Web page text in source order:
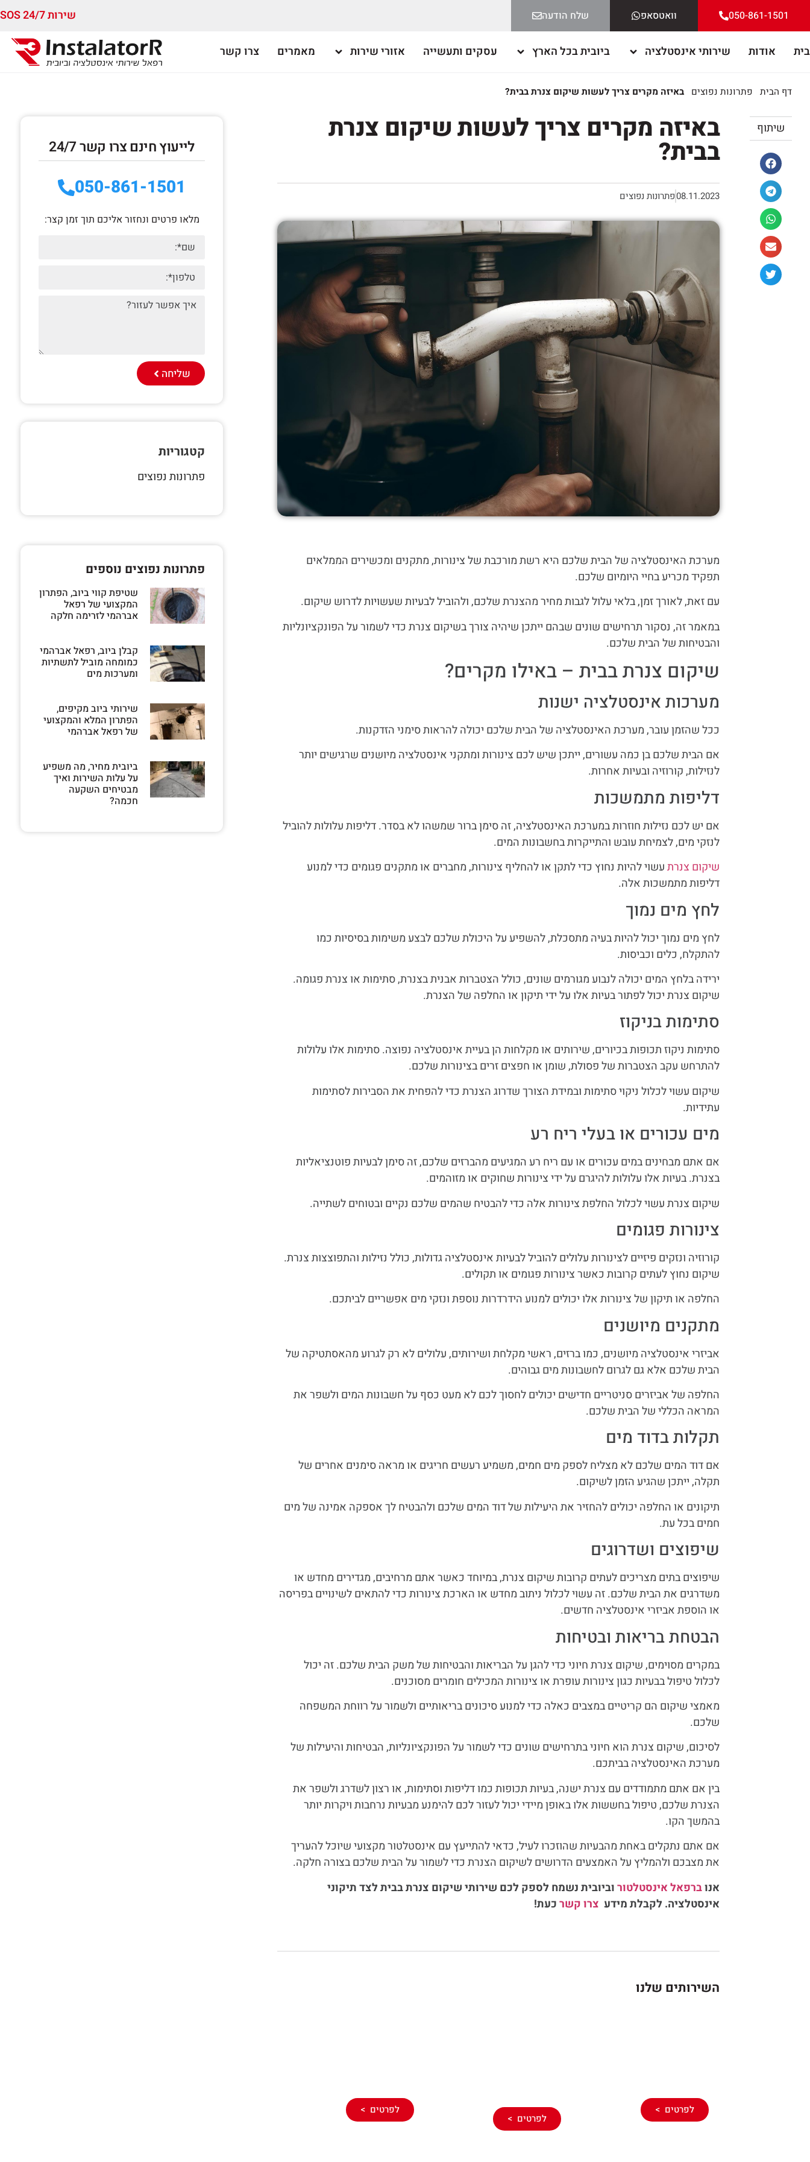
050-861-1501 וואטסאפ שלח הודעה שירות 24/7 SOS
בית אודות שירותי אינסטלציה ביובית בכל הארץ עסקים ותעשייה אזורי שירות מאמרים צרו קשר
דף הבית פתרונות נפוצים באיזה מקרים צריך לעשות שיקום צנרת בבית?
שיתוף באיזה מקרים צריך לעשות שיקום צנרת
בבית?
08.11.2023פתרונות נפוצים
מערכת האינסטלציה של הבית שלכם היא רשת מורכבת של צינורות, מתקנים ומכשירים הממלאים
תפקיד מכריע בחיי היומיום שלכם.
עם זאת, לאורך זמן, בלאי עלול לגבות מחיר מהצנרת שלכם, ולהוביל לבעיות שעשויות לדרוש שיקום.
במאמר זה, נסקור תרחישים שונים שבהם ייתכן שיהיה צורך בשיקום צנרת כדי לשמור על הפונקציונליות
והבטיחות של הבית שלכם.
שיקום צנרת בבית – באילו מקרים?
מערכות אינסטלציה ישנות
ככל שהזמן עובר, מערכת האינסטלציה של הבית שלכם יכולה להראות סימני הזדקנות.
אם הבית שלכם בן כמה עשורים, ייתכן שיש לכם צינורות ומתקני אינסטלציה מיושנים שרגישים יותר
לנזילות, קורוזיה ובעיות אחרות.
דליפות מתמשכות
אם יש לכם נזילות חוזרות במערכת האינסטלציה, זה סימן ברור שמשהו לא בסדר. דליפות עלולות להוביל
לנזקי מים, לצמיחת עובש והתייקרות בחשבונות המים.
שיקום צנרתעשוי להיות נחוץ כדי לתקן או להחליף צינורות, מחברים או מתקנים פגומים כדי למנוע
דליפות מתמשכות אלה.
לחץ מים נמוך
לחץ מים נמוך יכול להיות בעיה מתסכלת, להשפיע על היכולת שלכם לבצע משימות בסיסיות כמו
להתקלח, כלים וכביסות.
ירידה בלחץ המים יכולה לנבוע מגורמים שונים, כולל הצטברות אבנית בצנרת, סתימות או צנרת פגומה.
שיקום צנרת יכול לפתור בעיות אלו על ידי תיקון או החלפה של הצנרת.
סתימות בניקוז
סתימות ניקוז תכופות בכיורים, שירותים או מקלחות הן בעיית אינסטלציה נפוצה. סתימות אלו עלולות
להתרחש עקב הצטברות של פסולת, שומן או חפצים זרים בצינורות שלכם.
שיקום עשוי לכלול ניקוי סתימות ובמידת הצורך שדרוג הצנרת כדי להפחית את הסבירות לסתימות
עתידיות.
מים עכורים או בעלי ריח רע
אם אתם מבחינים במים עכורים או עם ריח רע המגיעים מהברזים שלכם, זה סימן לבעיות פוטנציאליות
בצנרת. בעיות אלו עלולות להיגרם על ידי צינורות שחוקים או מזוהמים.
שיקום צנרת עשוי לכלול החלפת צינורות אלה כדי להבטיח שהמים שלכם נקיים ובטוחים לשתייה.
צינורות פגומים
קורוזיה ונזקים פיזיים לצינורות עלולים להוביל לבעיות אינסטלציה גדולות, כולל נזילות והתפוצצות צנרת.
שיקום נחוץ לעתים קרובות כאשר צינורות פגומים או תקולים.
החלפה או תיקון של צינורות אלו יכולים למנוע הידרדרות נוספת ונזקי מים אפשריים לביתכם.
מתקנים מיושנים
אביזרי אינסטלציה מיושנים, כמו ברזים, ראשי מקלחת ושירותים, עלולים לא רק לגרוע מהאסתטיקה של
הבית שלכם אלא גם לגרום לחשבונות מים גבוהים.
החלפה של אביזרים סניטריים חדישים יכולים לחסוך לכם לא מעט כסף על חשבונות המים ולשפר את
המראה הכללי של הבית שלכם.
תקלות בדוד מים
אם דוד המים שלכם לא מצליח לספק מים חמים, משמיע רעשים חריגים או מראה סימנים אחרים של
תקלה, ייתכן שהגיע הזמן לשיקום.
תיקונים או החלפה יכולים להחזיר את היעילות של דוד המים שלכם ולהבטיח לך אספקה אמינה של מים
חמים בכל עת.
שיפוצים ושדרוגים
שיפוצים בתים מצריכים לעתים קרובות שיקום צנרת, במיוחד כאשר אתם מרחיבים, מגדירים מחדש או
משדרגים את הבית שלכם. זה עשוי לכלול ניתוב מחדש או הארכת צינורות כדי להתאים לשינויים בפריסה
או הוספת אביזרי אינסטלציה חדשים.
הבטחת בריאות ובטיחות
במקרים מסוימים, שיקום צנרת חיוני כדי להגן על הבריאות והבטיחות של משק הבית שלכם. זה יכול
לכלול טיפול בבעיות כגון צינורות עופרת או צינורות המכילים חומרים מסוכנים.
מאמצי שיקום הם קריטיים במצבים כאלה כדי למנוע סיכונים בריאותיים ולשמור על רווחת המשפחה
שלכם.
לסיכום, שיקום צנרת הוא חיוני בתרחישים שונים כדי לשמור על הפונקציונליות, הבטיחות והיעילות של
מערכת האינסטלציה בביתכם.
בין אם אתם מתמודדים עם צנרת ישנה, בעיות תכופות כמו דליפות וסתימות, או רצון לשדרג ולשפר את
הצנרת שלכם, טיפול בחששות אלו באופן מיידי יכול לעזור לכם להימנע מבעיות נרחבות ויקרות יותר
בהמשך הקו.
אם אתם נתקלים באחת מהבעיות שהוזכרו לעיל, כדאי להתייעץ עם אינסטלטור מקצועי שיוכל להעריך
את מצבכם ולהמליץ על האמצעים הדרושים לשיקום הצנרת כדי לשמור על הבית שלכם בצורה חלקה.
אנוברפאל אינסטלטורוביובית נשמח לספק לכם שירותי שיקום צנרת בבית לצד תיקוני
אינסטלציה. לקבלת מידע צרו קשרכעת!
השירותים שלנו
לפרטים >
לפרטים >
לפרטים >
לייעוץ חינם צרו קשר 24/7
050-861-1501
מלאו פרטים ונחזור אליכם תוך זמן קצר:
שליחה
קטגוריות
פתרונות נפוצים
פתרונות נפוצים נוספים
שטיפת קווי ביוב, הפתרון
המקצועי של רפאל
אברהמי לזרימה חלקה
קבלן ביוב, רפאל אברהמי
כמומחה מוביל לתשתיות
ומערכות מים
שירותי ביוב מקיפים,
הפתרון המלא והמקצועי
של רפאל אברהמי
ביובית מחיר, מה משפיע
על עלות השירות ואיך
מבטיחים השקעה
חכמה?